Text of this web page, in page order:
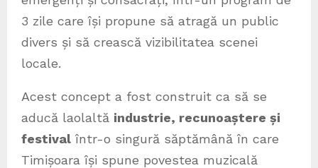
3 zile care își propune să atragă un public
divers și să crească vizibilitatea scenei
locale.
Acest concept a fost construit ca să se
aducă laolaltă industrie, recunoaștere și
festival într-o singură săptămână în care
Timișoara își spune povestea muzicală